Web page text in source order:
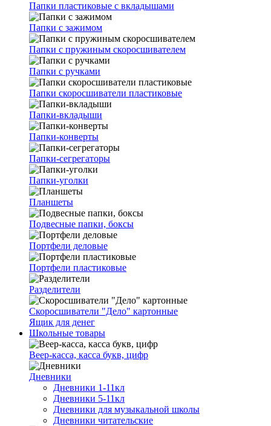
Папки пластиковые с вкладышами
Папки с зажимом
Папки с пружиным скоросшивателем
Папки с ручками
Папки скоросшиватели пластиковые
Папки-вкладыши
Папки-конверты
Папки-сегрегаторы
Папки-уголки
Планшеты
Подвесные папки, боксы
Портфели деловые
Портфели пластиковые
Разделители
Скоросшиватели "Дело" картонные
Ящик для денег
Школьные товары
Веер-касса, касса букв, цифр
Дневники
Дневники 1-11кл
Дневники 5-11кл
Дневники для музыкальной школы
Дневники читательские